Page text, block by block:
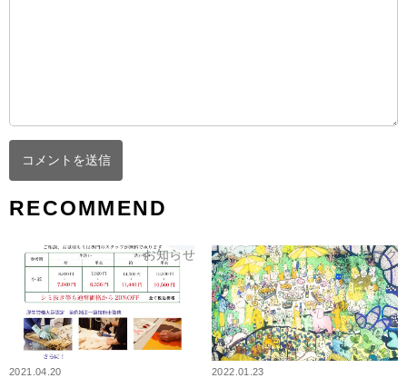
RECOMMEND
お知らせ
2021.04.20
ブログ
2022.01.23